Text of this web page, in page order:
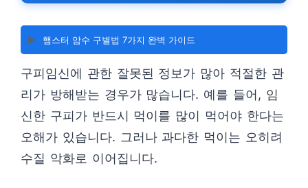
▶️ 햄스터 암수 구별법 7가지 완벽 가이드
구피임신에 관한 잘못된 정보가 많아 적절한 관
리가 방해받는 경우가 많습니다. 예를 들어, 임
신한 구피가 반드시 먹이를 많이 먹어야 한다는
오해가 있습니다. 그러나 과다한 먹이는 오히려
수질 악화로 이어집니다.